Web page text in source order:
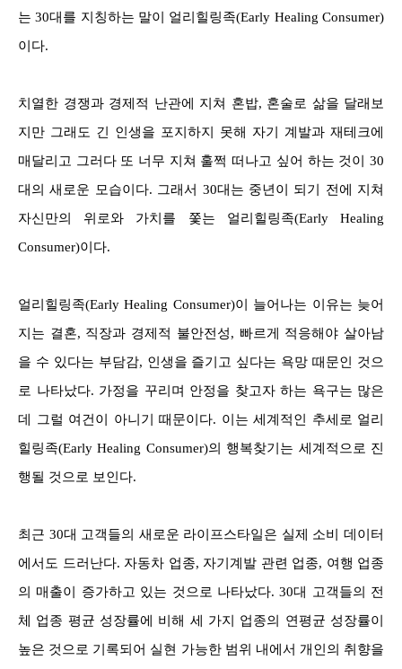
는 30대를 지칭하는 말이 얼리힐링족(Early Healing Consumer)
이다.
치열한 경쟁과 경제적 난관에 지쳐 혼밥, 혼술로 삶을 달래보
지만 그래도 긴 인생을 포지하지 못해 자기 계발과 재테크에
매달리고 그러다 또 너무 지쳐 훌쩍 떠나고 싶어 하는 것이 30
대의 새로운 모습이다. 그래서 30대는 중년이 되기 전에 지쳐
자신만의 위로와 가치를 쫓는 얼리힐링족(Early Healing
Consumer)이다.
얼리힐링족(Early Healing Consumer)이 늘어나는 이유는 늦어
지는 결혼, 직장과 경제적 불안전성, 빠르게 적응해야 살아남
을 수 있다는 부담감, 인생을 즐기고 싶다는 욕망 때문인 것으
로 나타났다. 가정을 꾸리며 안정을 찾고자 하는 욕구는 많은
데 그럴 여건이 아니기 때문이다. 이는 세계적인 추세로 얼리
힐링족(Early Healing Consumer)의 행복찾기는 세계적으로 진
행될 것으로 보인다.
최근 30대 고객들의 새로운 라이프스타일은 실제 소비 데이터
에서도 드러난다. 자동차 업종, 자기계발 관련 업종, 여행 업종
의 매출이 증가하고 있는 것으로 나타났다. 30대 고객들의 전
체 업종 평균 성장률에 비해 세 가지 업종의 연평균 성장률이
높은 것으로 기록되어 실현 가능한 범위 내에서 개인의 취향을